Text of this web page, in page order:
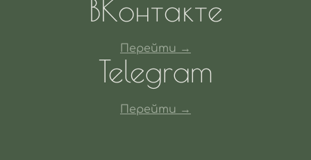
ВКонтакте
Перейти →
Telegram
Перейти →